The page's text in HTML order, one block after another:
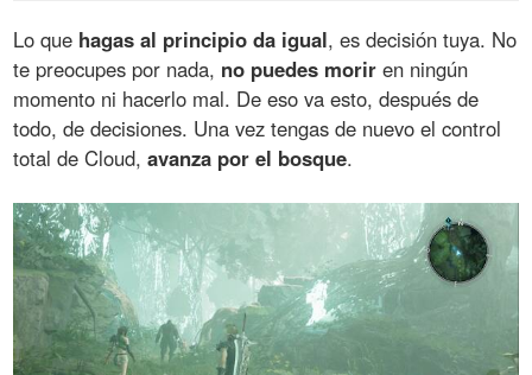
Lo que hagas al principio da igual, es decisión tuya. No
te preocupes por nada, no puedes morir en ningún
momento ni hacerlo mal. De eso va esto, después de
todo, de decisiones. Una vez tengas de nuevo el control
total de Cloud,avanza por el bosque.